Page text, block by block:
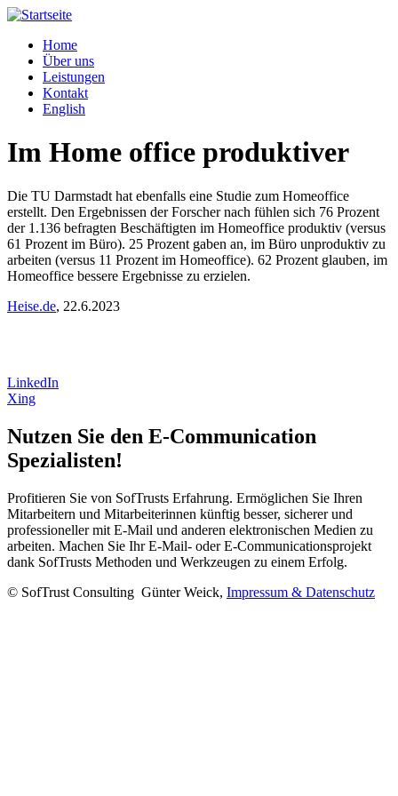
Home
Über uns
Leistungen
Kontakt
English
Im Home office produktiver
Die TU Darmstadt hat ebenfalls eine Studie zum Homeoffice
erstellt. Den Ergebnissen der Forscher nach fühlen sich 76 Prozent
der 1.136 befragten Beschäftigten im Homeoffice produktiv (versus
61 Prozent im Büro). 25 Prozent gaben an, im Büro unproduktiv zu
arbeiten (versus 11 Prozent im Homeoffice). 62 Prozent glauben, im
Homeoffice bessere Ergebnisse zu erzielen.
Heise.de, 22.6.2023
LinkedIn
Xing
Nutzen Sie den E-Communication
Spezialisten!
Profitieren Sie von SofTrusts Erfahrung. Ermöglichen Sie Ihren
Mitarbeitern und Mitarbeiterinnen künftig besser, sicherer und
professioneller mit E-Mail und anderen elektronischen Medien zu
arbeiten. Machen Sie Ihr E-Mail- oder E-Communicationsprojekt
dank SofTrusts Methoden und Werkzeugen zu einem Erfolg.
© SofTrust Consulting Günter Weick, Impressum & Datenschutz